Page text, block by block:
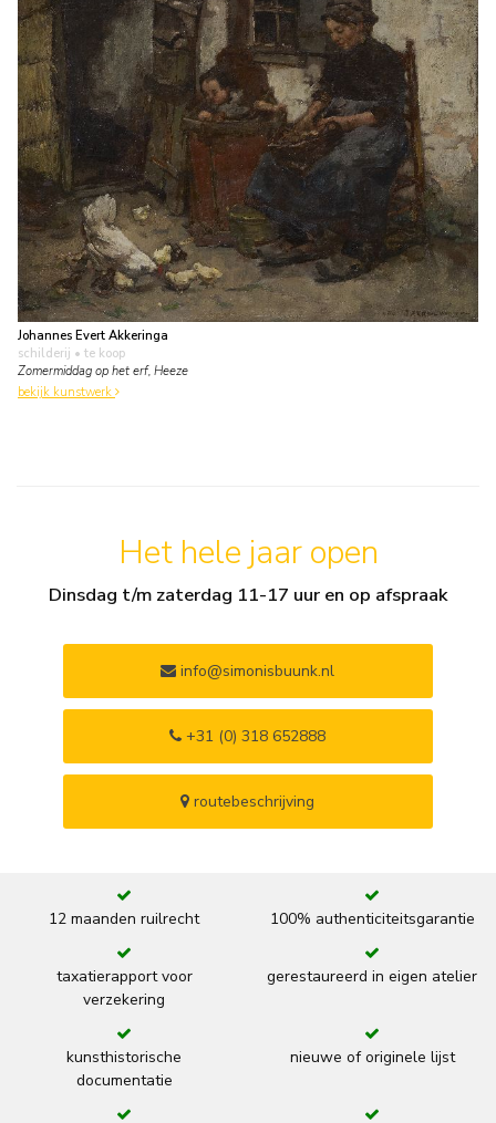
Johannes Evert Akkeringa
schilderij • te koop
Zomermiddag op het erf, Heeze
bekijk kunstwerk
Het hele jaar open
Dinsdag t/m zaterdag 11-17 uur en op afspraak
info@simonisbuunk.nl
+31 (0) 318 652888
routebeschrijving
12 maanden ruilrecht 100% authenticiteitsgarantie
taxatierapport voor
verzekering
gerestaureerd in eigen atelier
kunsthistorische
documentatie
nieuwe of originele lijst